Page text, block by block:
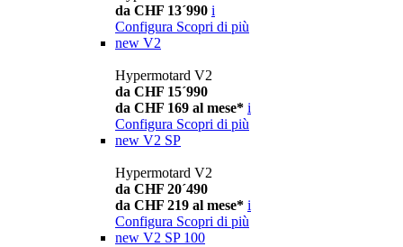
da CHF 13´990 i
Configura Scopri di più
new V2
Hypermotard V2
da CHF 15´990
da CHF 169 al mese* i
Configura Scopri di più
new V2 SP
Hypermotard V2
da CHF 20´490
da CHF 219 al mese* i
Configura Scopri di più
new V2 SP 100